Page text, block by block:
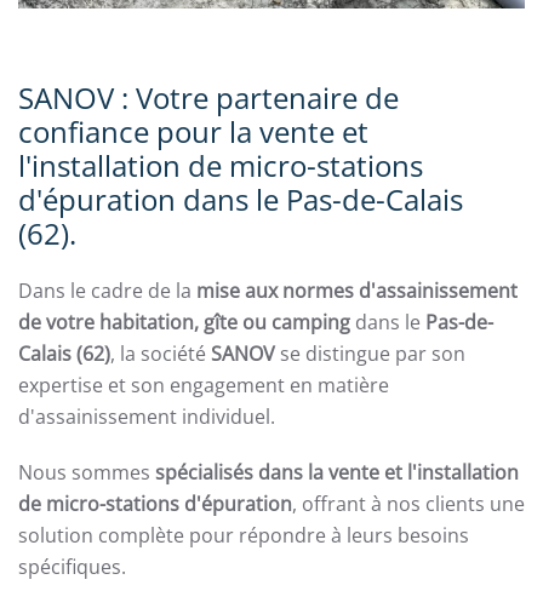
SANOV : Votre partenaire de
confiance pour la vente et
l'installation de micro-stations
d'épuration dans le Pas-de-Calais
(62).
Dans le cadre de la mise aux normes d'assainissement
de votre habitation, gîte ou camping dans le Pas-de-
Calais (62), la société SANOV se distingue par son
expertise et son engagement en matière
d'assainissement individuel.
Nous sommes spécialisés dans la vente et l'installation
de micro-stations d'épuration, offrant à nos clients une
solution complète pour répondre à leurs besoins
spécifiques.